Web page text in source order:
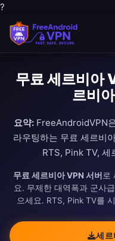
?
무료 세르비아
르비
요약: FreeAndroidVPN
라우팅하는 무료 세르비
RTS, Pink TV, 세
무료 세르비아 VPN 서버 로
요. 무제한 대역폭과 군사
으세요. RTS, Pink TV를
세르